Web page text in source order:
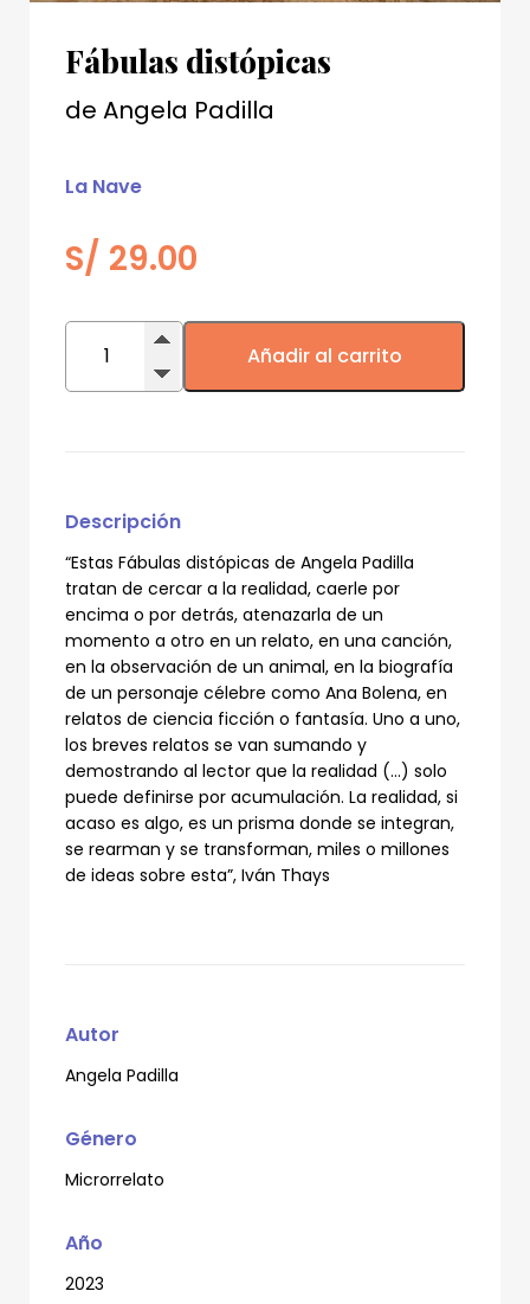
Fábulas distópicas
de Angela Padilla
La Nave
S/ 29.00
Fábulas
distópicas Añadir al carrito
Descripción
“Estas Fábulas distópicas de Angela Padilla
tratan de cercar a la realidad, caerle por
encima o por detrás, atenazarla de un
momento a otro en un relato, en una canción,
en la observación de un animal, en la biografía
de un personaje célebre como Ana Bolena, en
relatos de ciencia ficción o fantasía. Uno a uno,
los breves relatos se van sumando y
demostrando al lector que la realidad (…) solo
puede definirse por acumulación. La realidad, si
acaso es algo, es un prisma donde se integran,
se rearman y se transforman, miles o millones
de ideas sobre esta”, Iván Thays
Autor
Angela Padilla
Género
Microrrelato
Año
2023